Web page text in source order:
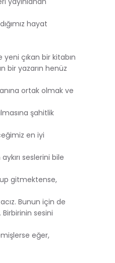
hayat
çıkan bir kitabın
bir yazarın henüz
ortak olmak ve
şahitlik
en iyi
seslerini bile
gitmektense,
Bunun için de
sesini
eğer,